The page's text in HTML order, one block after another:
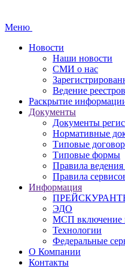
Меню
Новости
Наши новости
СМИ о нас
Ведение реестров
Раскрытие
Документы
Документы
Нормативные
Типовые
Типовые формы
Правила ведения
Правила
Информация
ЭДО
МСП включение
Технологии
Федеральные
О Компании
Контакты